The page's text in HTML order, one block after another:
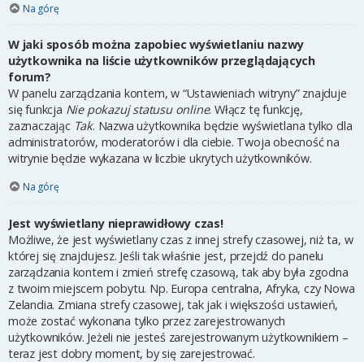
Na górę
W jaki sposób można zapobiec wyświetlaniu nazwy
użytkownika na liście użytkowników przeglądających
forum?
W panelu zarządzania kontem, w “Ustawieniach witryny” znajduje
się funkcja Nie pokazuj statusu online. Włącz tę funkcję,
zaznaczając Tak. Nazwa użytkownika będzie wyświetlana tylko dla
administratorów, moderatorów i dla ciebie. Twoja obecność na
witrynie będzie wykazana w liczbie ukrytych użytkowników.
Na górę
Jest wyświetlany nieprawidłowy czas!
Możliwe, że jest wyświetlany czas z innej strefy czasowej, niż ta, w
której się znajdujesz. Jeśli tak właśnie jest, przejdź do panelu
zarządzania kontem i zmień strefę czasową, tak aby była zgodna
z twoim miejscem pobytu. Np. Europa centralna, Afryka, czy Nowa
Zelandia. Zmiana strefy czasowej, tak jak i większości ustawień,
może zostać wykonana tylko przez zarejestrowanych
użytkowników. Jeżeli nie jesteś zarejestrowanym użytkownikiem –
teraz jest dobry moment, by się zarejestrować.